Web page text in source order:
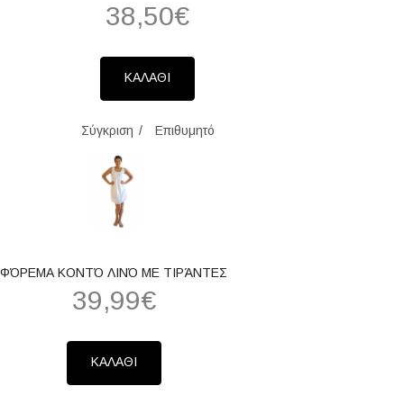
38,50€
ΚΑΛΑΘΙ
Σύγκριση Επιθυμητό
ΦΌΡΕΜΑ ΚΟΝΤΌ ΛΙΝΌ ΜΕ ΤΙΡΆΝΤΕΣ
39,99€
ΚΑΛΑΘΙ